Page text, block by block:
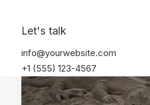
Let's talk
info@yourwebsite.com
+1 (555) 123-4567